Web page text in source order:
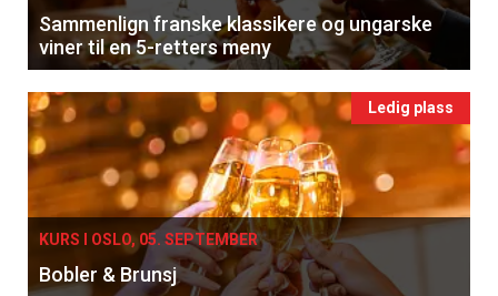
Sammenlign franske klassikere og ungarske
viner til en 5-retters meny
Ledig plass
KURS I OSLO, 05. SEPTEMBER
Bobler & Brunsj